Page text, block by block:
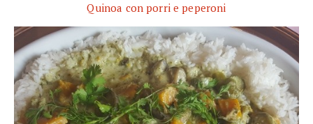
Quinoa con porri e peperoni